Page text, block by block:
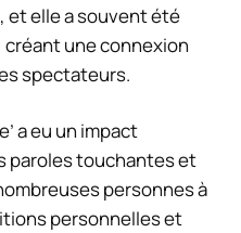
et elle a souvent été
une connexion
spectateurs.
a eu un impact
paroles touchantes et
personnes à
personnelles et